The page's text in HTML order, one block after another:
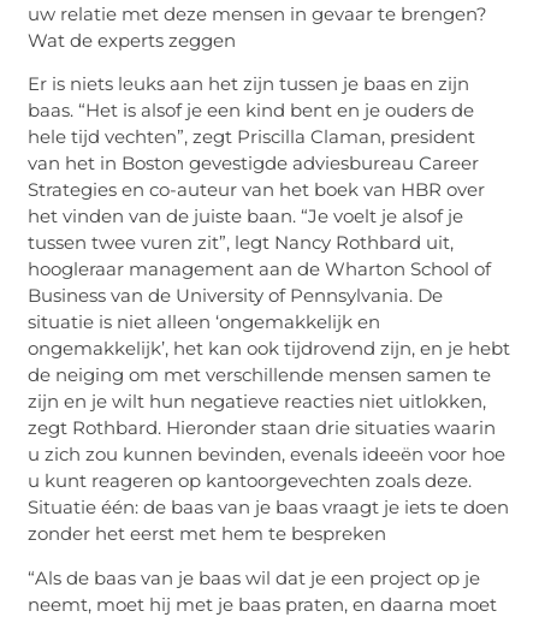
uw relatie met deze mensen in gevaar te brengen?
Wat de experts zeggen
Er is niets leuks aan het zijn tussen je baas en zijn
baas. “Het is alsof je een kind bent en je ouders de
hele tijd vechten”, zegt Priscilla Claman, president
van het in Boston gevestigde adviesbureau Career
Strategies en co-auteur van het boek van HBR over
het vinden van de juiste baan. “Je voelt je alsof je
tussen twee vuren zit”, legt Nancy Rothbard uit,
hoogleraar management aan de Wharton School of
Business van de University of Pennsylvania. De
situatie is niet alleen ‘ongemakkelijk en
ongemakkelijk’, het kan ook tijdrovend zijn, en je hebt
de neiging om met verschillende mensen samen te
zijn en je wilt hun negatieve reacties niet uitlokken,
zegt Rothbard. Hieronder staan ​​drie situaties waarin
u zich zou kunnen bevinden, evenals ideeën voor hoe
u kunt reageren op kantoorgevechten zoals deze.
Situatie één: de baas van je baas vraagt ​​je iets te doen
zonder het eerst met hem te bespreken
“Als de baas van je baas wil dat je een project op je
neemt, moet hij met je baas praten, en daarna moet